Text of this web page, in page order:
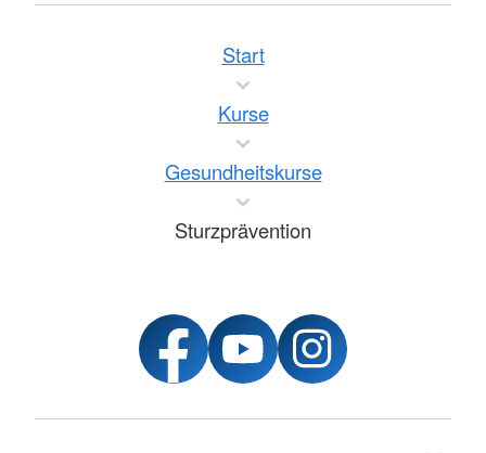
Start
Kurse
Gesundheitskurse
Sturzprävention